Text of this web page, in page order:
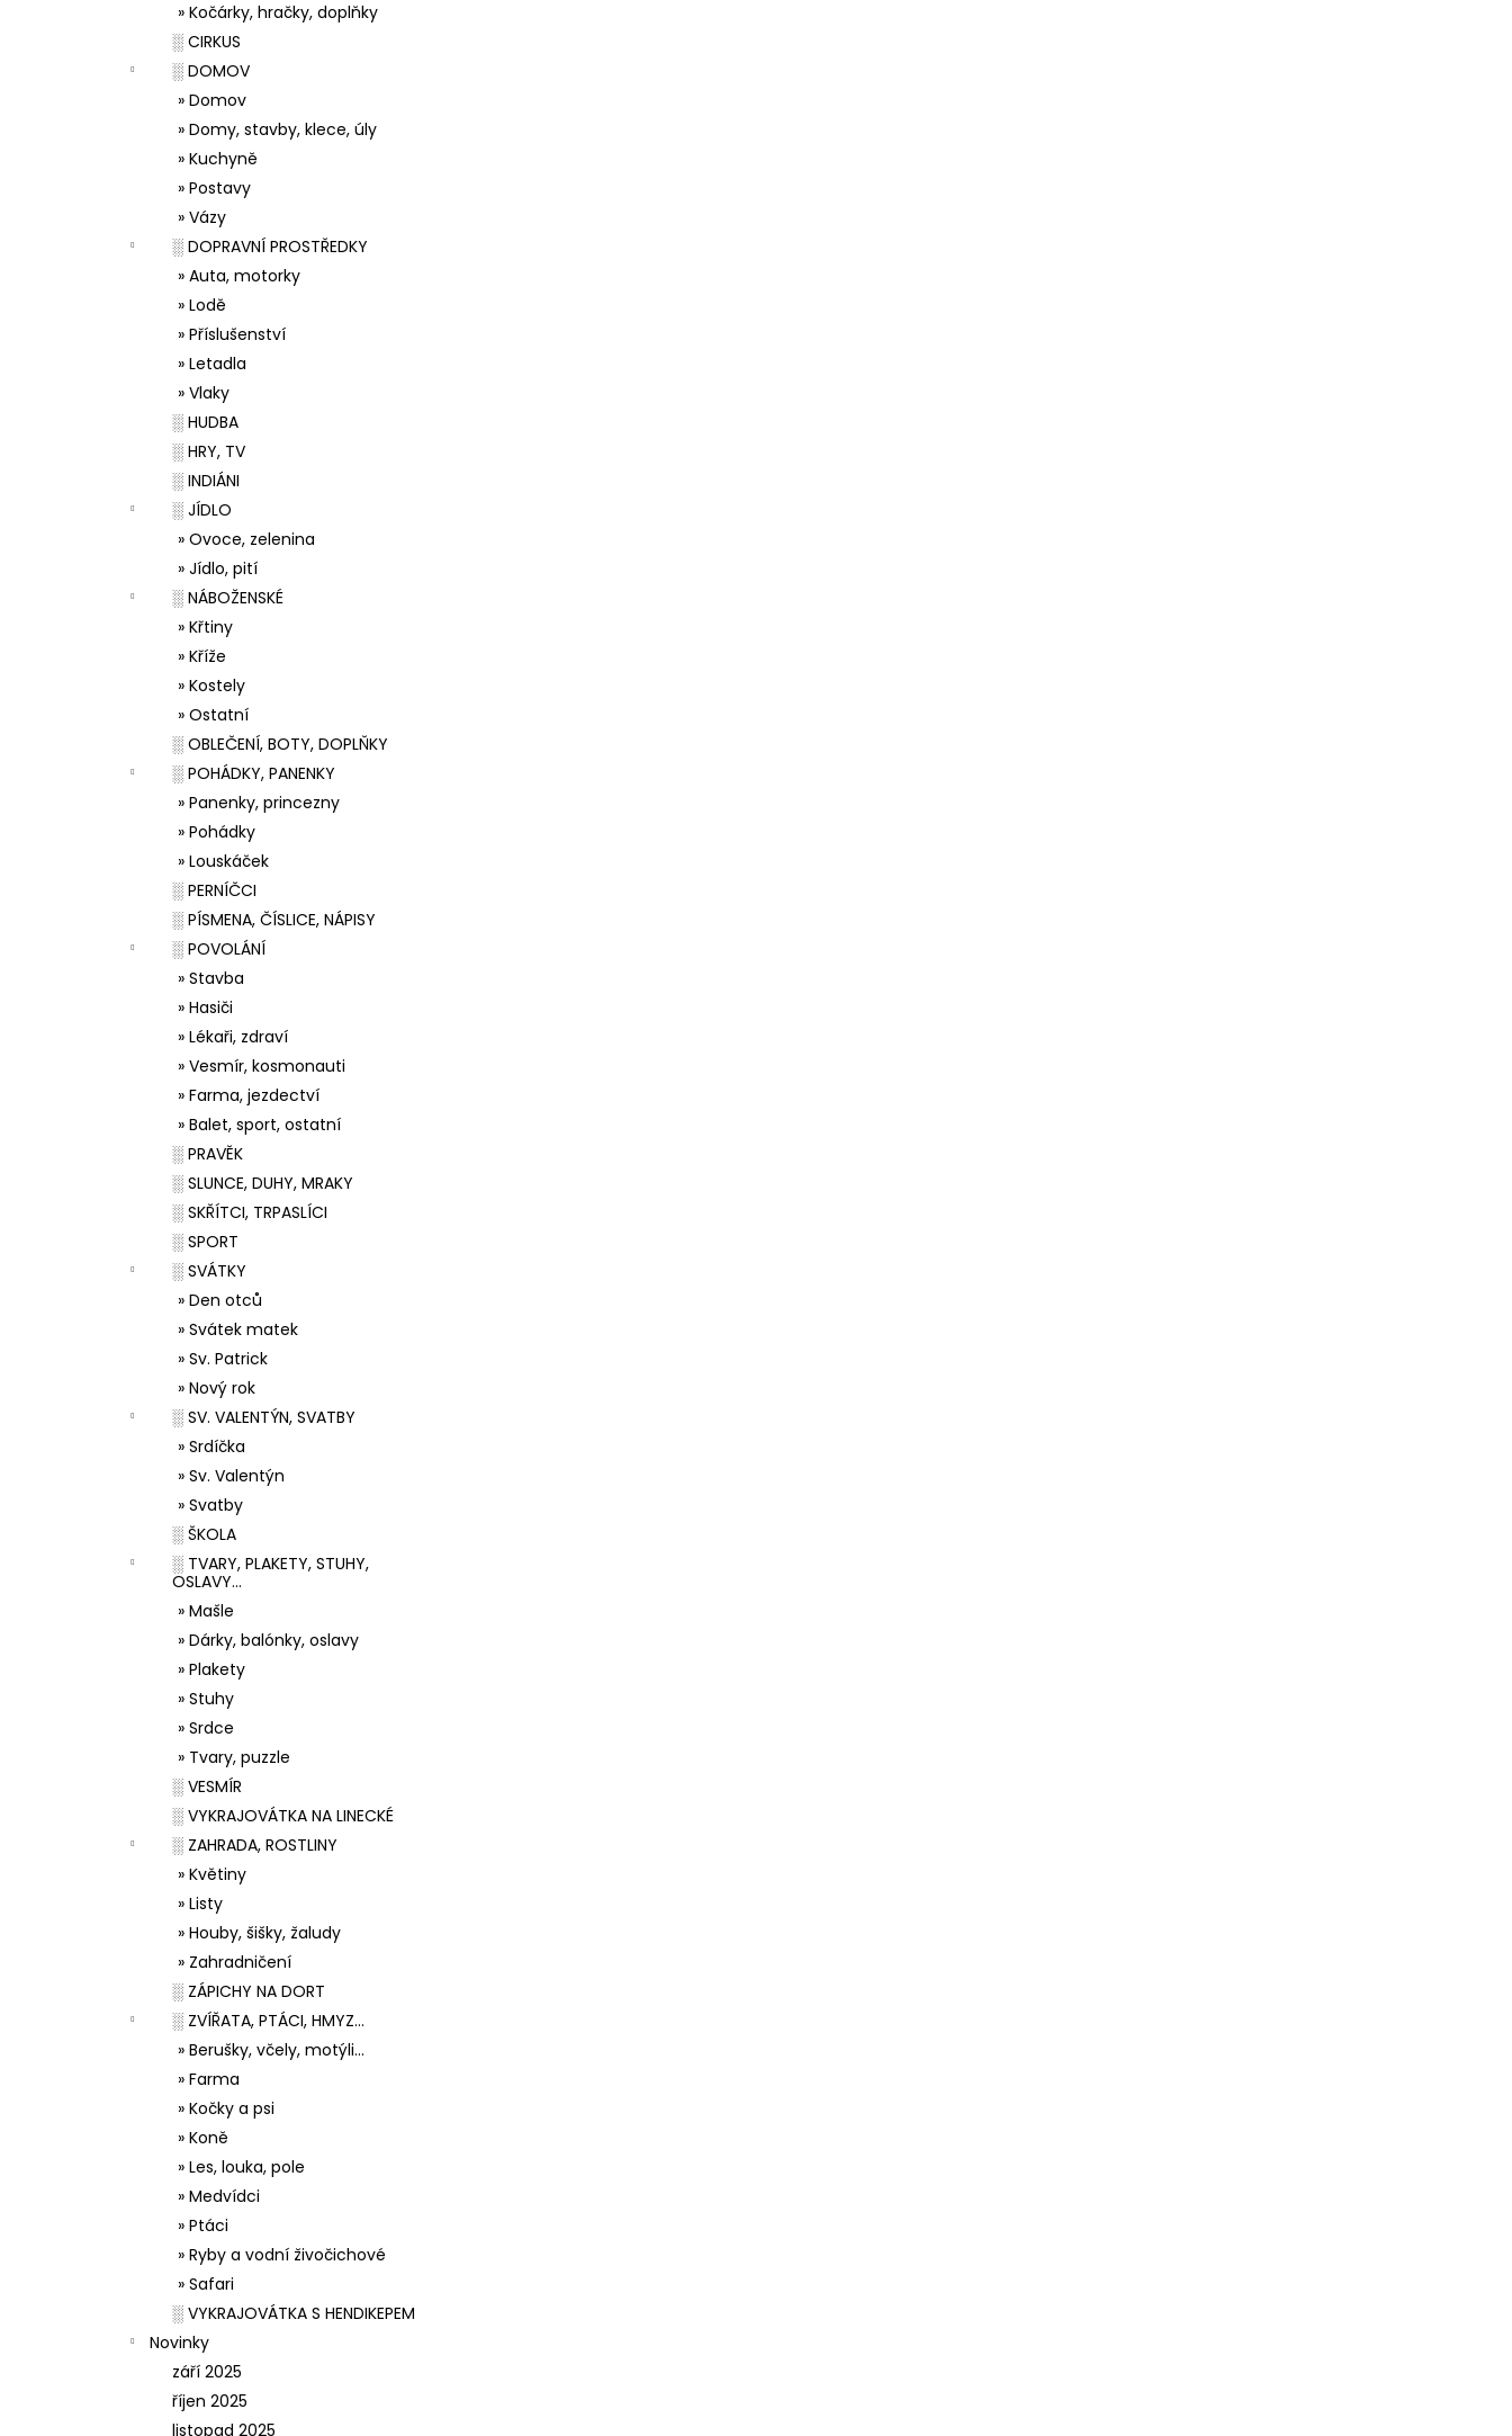
» Kočárky, hračky, doplňky
░ CIRKUS
░ DOMOV
» Domov
» Domy, stavby, klece, úly
» Kuchyně
» Postavy
» Vázy
░ DOPRAVNÍ PROSTŘEDKY
» Auta, motorky
» Lodě
» Příslušenství
» Letadla
» Vlaky
░ HUDBA
░ HRY, TV
░ INDIÁNI
░ JÍDLO
» Ovoce, zelenina
» Jídlo, pití
░ NÁBOŽENSKÉ
» Křtiny
» Kříže
» Kostely
» Ostatní
░ OBLEČENÍ, BOTY, DOPLŇKY
░ POHÁDKY, PANENKY
» Panenky, princezny
» Pohádky
» Louskáček
░ PERNÍČCI
░ PÍSMENA, ČÍSLICE, NÁPISY
░ POVOLÁNÍ
» Stavba
» Hasiči
» Lékaři, zdraví
» Vesmír, kosmonauti
» Farma, jezdectví
» Balet, sport, ostatní
░ PRAVĚK
░ SLUNCE, DUHY, MRAKY
░ SKŘÍTCI, TRPASLÍCI
░ SPORT
░ SVÁTKY
» Den otců
» Svátek matek
» Sv. Patrick
» Nový rok
░ SV. VALENTÝN, SVATBY
» Srdíčka
» Sv. Valentýn
» Svatby
░ ŠKOLA
░ TVARY, PLAKETY, STUHY,
OSLAVY...
» Mašle
» Dárky, balónky, oslavy
» Plakety
» Stuhy
» Srdce
» Tvary, puzzle
░ VESMÍR
░ VYKRAJOVÁTKA NA LINECKÉ
░ ZAHRADA, ROSTLINY
» Květiny
» Listy
» Houby, šišky, žaludy
» Zahradničení
░ ZÁPICHY NA DORT
░ ZVÍŘATA, PTÁCI, HMYZ...
» Berušky, včely, motýli...
» Farma
» Kočky a psi
» Koně
» Les, louka, pole
» Medvídci
» Ptáci
» Ryby a vodní živočichové
» Safari
░ VYKRAJOVÁTKA S HENDIKEPEM
Novinky
září 2025
říjen 2025
listopad 2025